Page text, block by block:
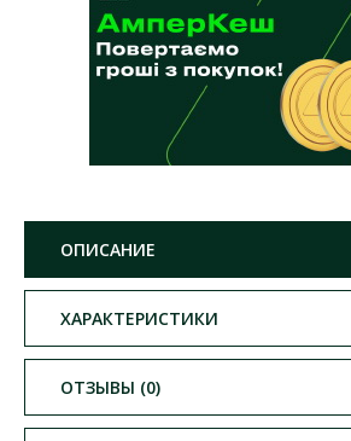
ОПИСАНИЕ
ХАРАКТЕРИСТИКИ
ОТЗЫВЫ (0)